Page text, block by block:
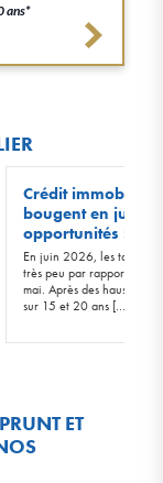
ans*
Crédit immobilier
bougent en juin
opportunités !
En juin 2026, les taux
très peu par rapport à
mai. Après des hausses
sur 15 et 20 ans […]
ET